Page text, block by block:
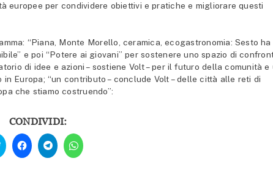
europee per condividere obiettivi e pratiche e migliorare questi
“Piana, Monte Morello, ceramica, ecogastronomia: Sesto ha
e poi “Potere ai giovani” per sostenere uno spazio di
di idee e azioni – sostiene Volt – per il futuro della comunità e
Europa; “un contributo – conclude Volt – delle città alle reti di
che stiamo costruendo”:
CONDIVIDI:
Fai
clic
qui
Fai
clic
per
condividere
Fai
clic
per
condividere
Fai
clic
per